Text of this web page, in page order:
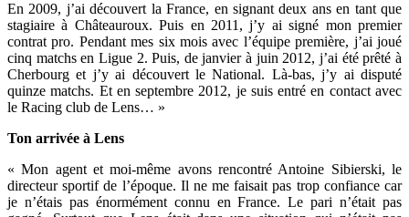
En 2009, j’ai découvert la France, en signant deux ans en tant que
stagiaire à Châteauroux. Puis en 2011, j’y ai signé mon premier
contrat pro. Pendant mes six mois avec l’équipe première, j’ai joué
cinq matchs en Ligue 2. Puis, de janvier à juin 2012, j’ai été prêté à
Cherbourg et j’y ai découvert le National. Là-bas, j’y ai disputé
quinze matchs. Et en septembre 2012, je suis entré en contact avec
le Racing club de Lens… »
Ton arrivée à Lens
« Mon agent et moi-même avons rencontré Antoine Sibierski, le
directeur sportif de l’époque. Il ne me faisait pas trop confiance car
je n’étais pas énormément connu en France. Le pari n’était pas